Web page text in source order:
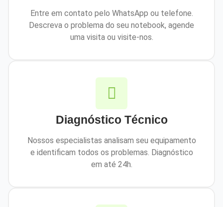
Entre em contato pelo WhatsApp ou telefone.
Descreva o problema do seu notebook, agende
uma visita ou visite-nos.
Diagnóstico Técnico
Nossos especialistas analisam seu equipamento
e identificam todos os problemas. Diagnóstico
em até 24h.